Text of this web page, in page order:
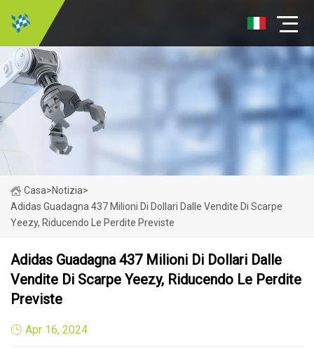
Casa>Notizia>
Adidas Guadagna 437 Milioni Di Dollari Dalle Vendite Di Scarpe
Yeezy, Riducendo Le Perdite Previste
Adidas Guadagna 437 Milioni Di Dollari Dalle
Vendite Di Scarpe Yeezy, Riducendo Le Perdite
Previste
Apr 16, 2024